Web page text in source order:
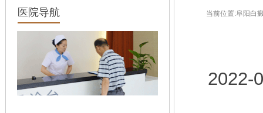
儿童
女性
老年
头部
背部
医院导航 当前位置:阜阳白
2022-